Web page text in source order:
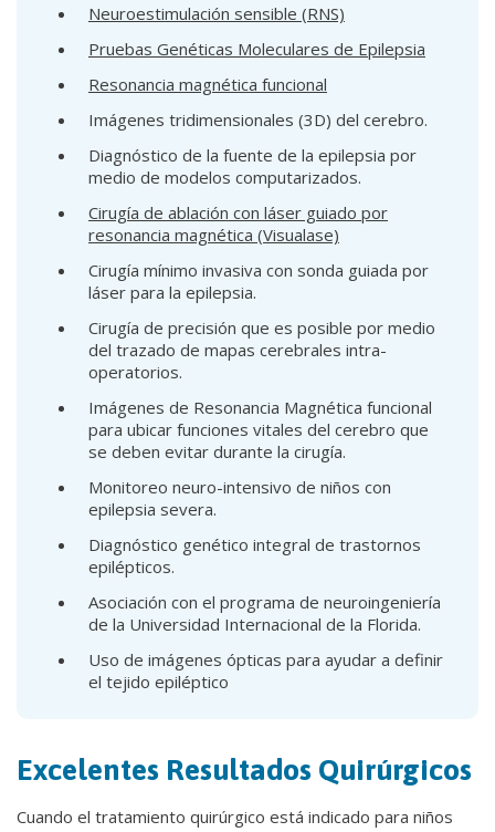
Neuroestimulación sensible (RNS)
Pruebas Genéticas Moleculares de Epilepsia
Resonancia magnética funcional
Imágenes tridimensionales (3D) del cerebro.
Diagnóstico de la fuente de la epilepsia por
medio de modelos computarizados.
Cirugía de ablación con láser guiado por
resonancia magnética (Visualase)
Cirugía mínimo invasiva con sonda guiada por
láser para la epilepsia.
Cirugía de precisión que es posible por medio
del trazado de mapas cerebrales intra-
operatorios.
Imágenes de Resonancia Magnética funcional
para ubicar funciones vitales del cerebro que
se deben evitar durante la cirugía.
Monitoreo neuro-intensivo de niños con
epilepsia severa.
Diagnóstico genético integral de trastornos
epilépticos.
Asociación con el programa de neuroingeniería
de la Universidad Internacional de la Florida.
Uso de imágenes ópticas para ayudar a definir
el tejido epiléptico
Excelentes Resultados Quirúrgicos
Cuando el tratamiento quirúrgico está indicado para niños